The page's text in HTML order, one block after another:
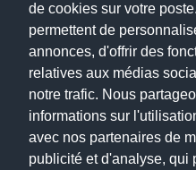
de cookies sur votre
permettent de
annonces, d'offrir des
relatives aux médias
notre trafic. Nous
informations sur
avec nos partenaires de
publicité et d'analyse, qui